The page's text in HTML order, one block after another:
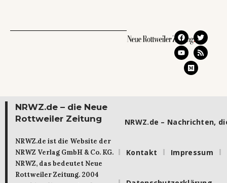
NRWZ.de – die Neue
Rottweiler Zeitung
NRWZ.de ist die Website der
NRWZ Verlag GmbH & Co. KG.
NRWZ, das bedeutet Neue
Rottweiler Zeitung. 2004
NRWZ.de – Nachrichten,
Kontakt Impressum